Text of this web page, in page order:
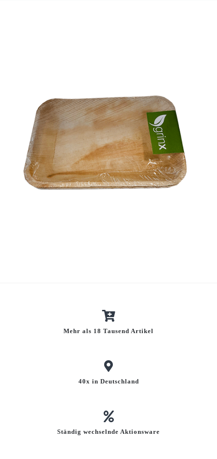
Mehr als 18 Tausend Artikel
40x in Deutschland
Ständig wechselnde Aktionsware